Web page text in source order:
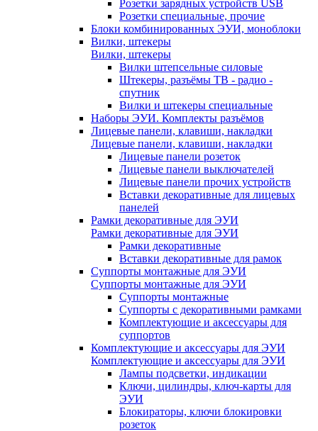
Розетки зарядных устройств USB
Розетки специальные, прочие
Блоки комбинированных ЭУИ, моноблоки
Вилки, штекеры
Вилки, штекеры
Вилки штепсельные силовые
Штекеры, разъёмы ТВ - радио -
спутник
Вилки и штекеры специальные
Наборы ЭУИ. Комплекты разъёмов
Лицевые панели, клавиши, накладки
Лицевые панели, клавиши, накладки
Лицевые панели розеток
Лицевые панели выключателей
Лицевые панели прочих устройств
Вставки декоративные для лицевых
панелей
Рамки декоративные для ЭУИ
Рамки декоративные для ЭУИ
Рамки декоративные
Вставки декоративные для рамок
Суппорты монтажные для ЭУИ
Суппорты монтажные для ЭУИ
Суппорты монтажные
Суппорты с декоративными рамками
Комплектующие и аксессуары для
суппортов
Комплектующие и аксессуары для ЭУИ
Комплектующие и аксессуары для ЭУИ
Лампы подсветки, индикации
Ключи, цилиндры, ключ-карты для
ЭУИ
Блокираторы, ключи блокировки
розеток